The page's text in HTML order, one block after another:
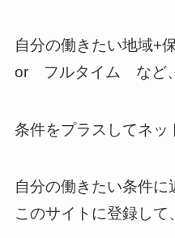
自分の働きたい地域
or フルタイム など、
条件をプラスしてネッ
自分の働きたい条件
このサイトに登録して